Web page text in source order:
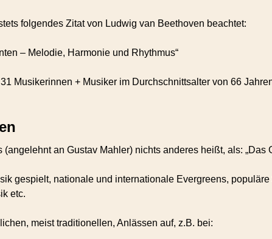
folgendes Zitat von Ludwig van Beethoven beachtet:
– Melodie, Harmonie und Rhythmus“
Musikerinnen + Musiker im Durchschnittsalter von 66
an Gustav Mahler) nichts anderes heißt, als: „Das
gespielt, nationale und internationale Evergreens,
etc.
meist traditionellen, Anlässen auf, z.B. bei: